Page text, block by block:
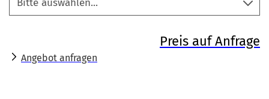
Preis auf Anfrage
Angebot anfragen